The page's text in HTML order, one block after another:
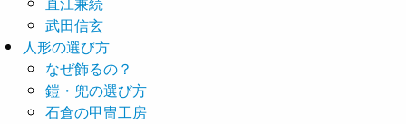
武田信玄
人形の選び方
なぜ飾るの？
鎧・兜の選び方
石倉の甲冑工房